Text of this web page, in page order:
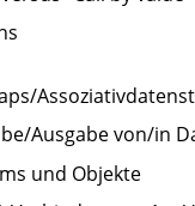
Ausgabe von/in
und Objekte